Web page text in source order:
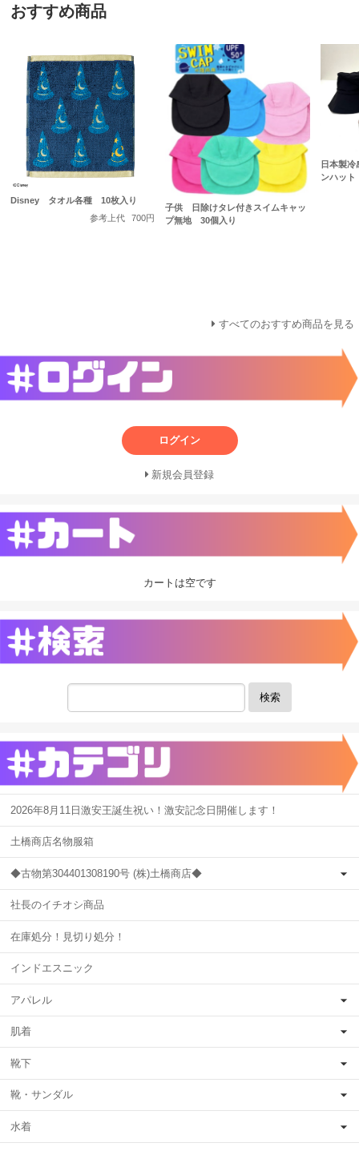
おすすめ商品
Disney タオル各種 10枚入り
参考上代
700円
子供 日除けタレ付きスイムキャッ
プ無地 30個入り
日本製
ンハッ
すべてのおすすめ商品を見る
ログイン
新規会員登録
カートは空です
検索
2026年8月11日激安王誕生祝い！激安記念日開催します！
土橋商店名物服箱
◆古物第304401308190号 (株)土橋商店◆
社長のイチオシ商品
在庫処分！見切り処分！
インドエスニック
アパレル
肌着
靴下
靴・サンダル
水着